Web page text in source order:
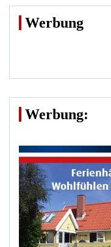
Werbung
Werbung: